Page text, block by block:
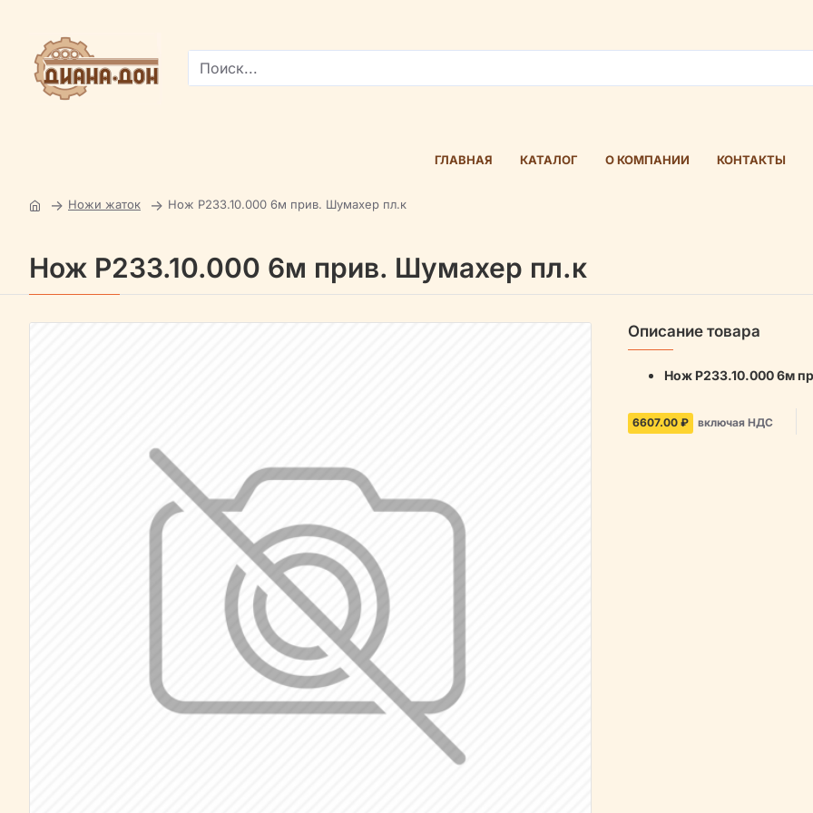
Поиск...
ГЛАВНАЯ КАТАЛОГ О КОМПАНИИ КОНТАКТЫ
Ножи жаток Нож Р233.10.000 6м прив. Шумахер пл.к
Нож Р233.10.000 6м прив. Шумахер пл.к
Описание товара
Нож Р233.10.000 6м
6607.00 ₽ включая НДС